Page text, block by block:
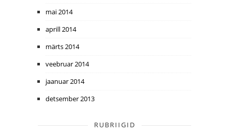
mai 2014
aprill 2014
märts 2014
veebruar 2014
jaanuar 2014
detsember 2013
RUBRIIGID